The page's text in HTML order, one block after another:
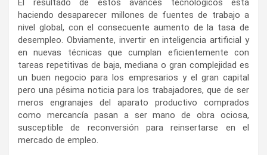
El resultado de estos avances tecnológicos está
haciendo desaparecer millones de fuentes de trabajo a
nivel global, con el consecuente aumento de la tasa de
desempleo. Obviamente, invertir en inteligencia artificial y
en nuevas técnicas que cumplan eficientemente con
tareas repetitivas de baja, mediana o gran complejidad es
un buen negocio para los empresarios y el gran capital
pero una pésima noticia para los trabajadores, que de ser
meros engranajes del aparato productivo comprados
como mercancía pasan a ser mano de obra ociosa,
susceptible de reconversión para reinsertarse en el
mercado de empleo.